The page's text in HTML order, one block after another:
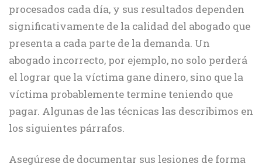
procesados cada día, y sus resultados dependen
significativamente de la calidad del abogado que
presenta a cada parte de la demanda. Un
abogado incorrecto, por ejemplo, no solo perderá
el lograr que la víctima gane dinero, sino que la
víctima probablemente termine teniendo que
pagar. Algunas de las técnicas las describimos en
los siguientes párrafos.
Asegúrese de documentar sus lesiones de forma